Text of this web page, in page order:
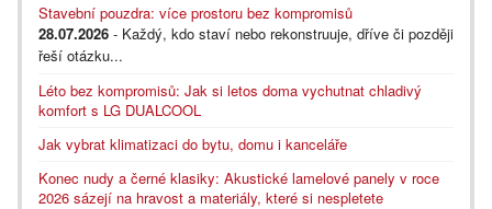
Stavební pouzdra: více prostoru bez kompromisů
28.07.2026 - Každý, kdo staví nebo rekonstruuje, dříve či později
řeší otázku...
Léto bez kompromisů: Jak si letos doma vychutnat chladivý
komfort s LG DUALCOOL
Jak vybrat klimatizaci do bytu, domu i kanceláře
Konec nudy a černé klasiky: Akustické lamelové panely v roce
2026 sázejí na hravost a materiály, které si nespletete